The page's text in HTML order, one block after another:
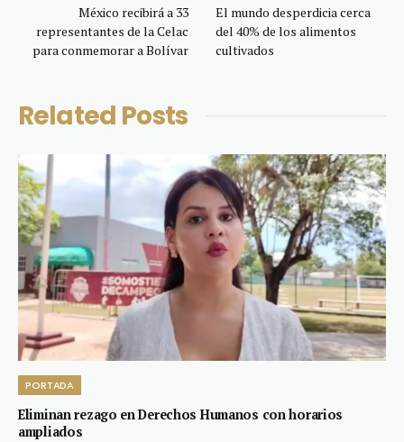
México recibirá a 33
representantes de la Celac
para conmemorar a Bolívar
El mundo desperdicia cerca
del 40% de los alimentos
cultivados
Related Posts
PORTADA
Eliminan rezago en Derechos Humanos con horarios
ampliados